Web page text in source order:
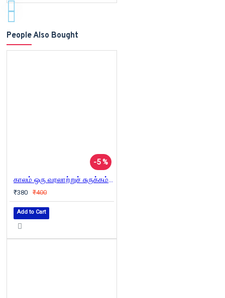
People Also Bought
-5 %
காலம் ஒரு வரலாற்றுச் சுருக்கம் | A Brief History Of Time
₹380 ₹400
Add to Cart